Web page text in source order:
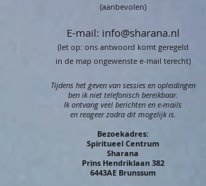
(aanbevolen)
E-mail: info@sharana.nl
(let op: ons antwoord komt geregeld
in de map ongewenste e-mail terecht)
Tijdens het geven van sessies en opleidingen
ben ik niet telefonisch bereikbaar.
Ik ontvang veel berichten en e-mails
en reageer zodra dit mogelijk is.
Bezoekadres:
Spiritueel Centrum
Sharana
Prins Hendriklaan 382
6443AE Brunssum